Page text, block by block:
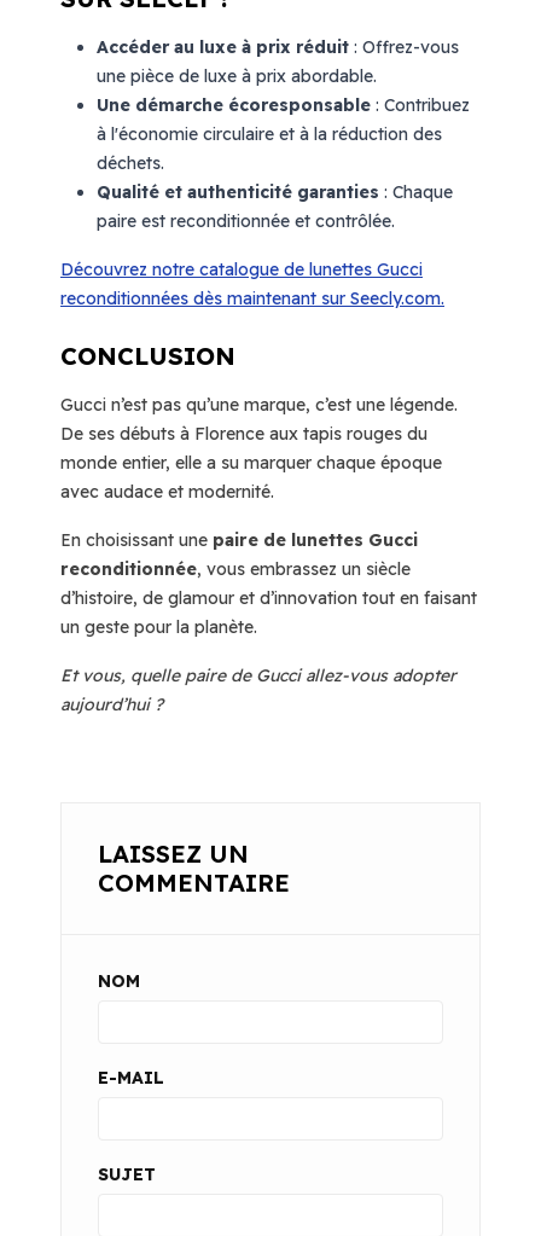
Accéder au luxe à prix réduit : Offrez-vous
une pièce de luxe à prix abordable.
Une démarche écoresponsable : Contribuez
à l'économie circulaire et à la réduction des
déchets.
Qualité et authenticité garanties : Chaque
paire est reconditionnée et contrôlée.
Découvrez notre catalogue de lunettes Gucci
reconditionnées dès maintenant sur Seecly.com.
CONCLUSION
Gucci n’est pas qu’une marque, c’est une légende.
De ses débuts à Florence aux tapis rouges du
monde entier, elle a su marquer chaque époque
avec audace et modernité.
En choisissant une paire de lunettes Gucci
reconditionnée, vous embrassez un siècle
d’histoire, de glamour et d’innovation tout en faisant
un geste pour la planète.
Et vous, quelle paire de Gucci allez-vous adopter
aujourd’hui ?
LAISSEZ UN
COMMENTAIRE
NOM
E-MAIL
SUJET